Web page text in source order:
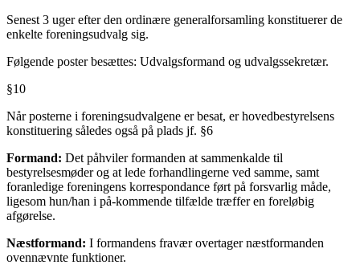
Senest 3 uger efter den ordinære generalforsamling konstituerer de
enkelte foreningsudvalg sig.
Følgende poster besættes: Udvalgsformand og udvalgssekretær.
§10
Når posterne i foreningsudvalgene er besat, er hovedbestyrelsens
konstituering således også på plads jf. §6
Formand: Det påhviler formanden at sammenkalde til
bestyrelsesmøder og at lede forhandlingerne ved samme, samt
foranledige foreningens korrespondance ført på forsvarlig måde,
ligesom hun/han i på-kommende tilfælde træffer en foreløbig
afgørelse.
Næstformand: I formandens fravær overtager næstformanden
ovennævnte funktioner.